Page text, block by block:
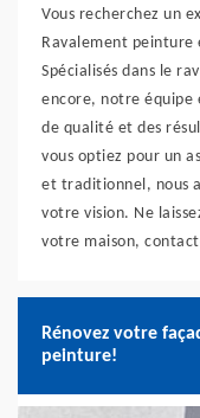
Vous recherchez un
Ravalement peinture
Spécialisés dans le
encore, notre équipe
de qualité et des
vous optiez pour un
et traditionnel, nous
votre vision. Ne
votre maison,
Rénovez votre
peinture!